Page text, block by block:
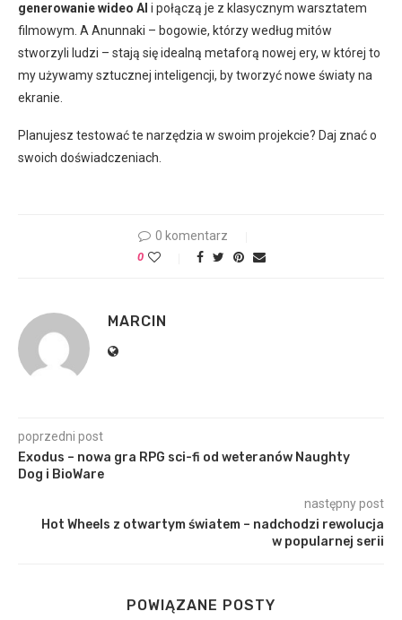
generowanie wideo AI i połączą je z klasycznym warsztatem
filmowym. A Anunnaki – bogowie, którzy według mitów
stworzyli ludzi – stają się idealną metaforą nowej ery, w której to
my używamy sztucznej inteligencji, by tworzyć nowe światy na
ekranie.
Planujesz testować te narzędzia w swoim projekcie? Daj znać o
swoich doświadczeniach.
0 komentarz
0
MARCIN
poprzedni post
Exodus – nowa gra RPG sci-fi od weteranów Naughty
Dog i BioWare
następny post
Hot Wheels z otwartym światem – nadchodzi rewolucja
w popularnej serii
POWIĄZANE POSTY